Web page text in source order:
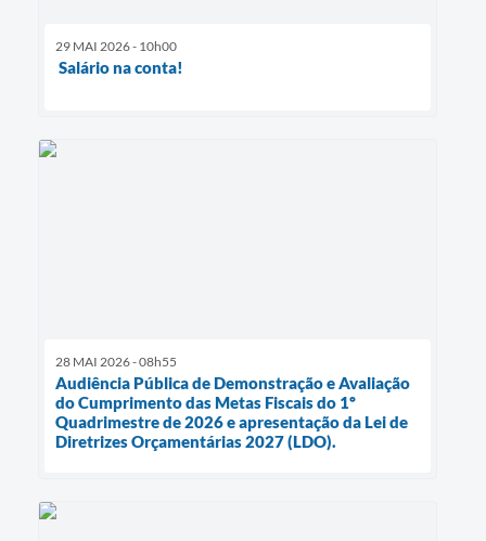
29 MAI 2026 - 10h00
Salário na conta!
28 MAI 2026 - 08h55
Audiência Pública de Demonstração e Avaliação
do Cumprimento das Metas Fiscais do 1º
Quadrimestre de 2026 e apresentação da Lei de
Diretrizes Orçamentárias 2027 (LDO).